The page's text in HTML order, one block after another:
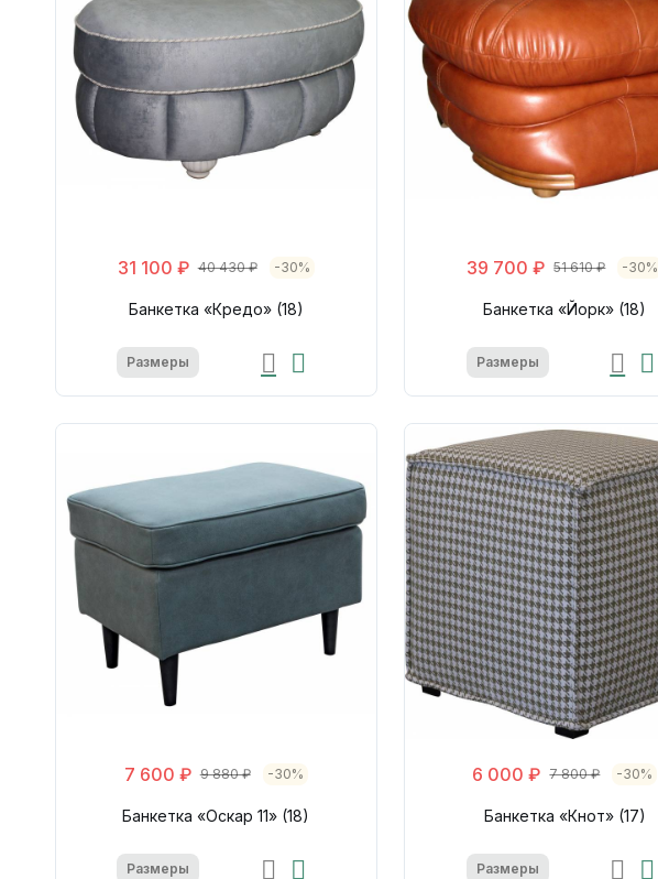
31 100 ₽ 40 430 ₽ -30%
Банкетка «Кредо» (18)
Размеры
39 700 ₽ 51 610 ₽ -30%
Банкетка «Йорк» (18)
Размеры
7 600 ₽ 9 880 ₽ -30%
Банкетка «Оскар 11» (18)
Размеры
6 000 ₽ 7 800 ₽ -30%
Банкетка «Кнот» (17)
Размеры